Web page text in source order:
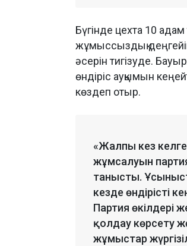
Бүгінде цехта 10
жұмыссыздық
әсерін тигізуде.
өндіріс ауқымын
көздеп отыр.
«Жалпы кез
жұмсалуын
танысты.
кезде өндірісті
Партия өкілдері
қолдау көрсету
жұмыстар